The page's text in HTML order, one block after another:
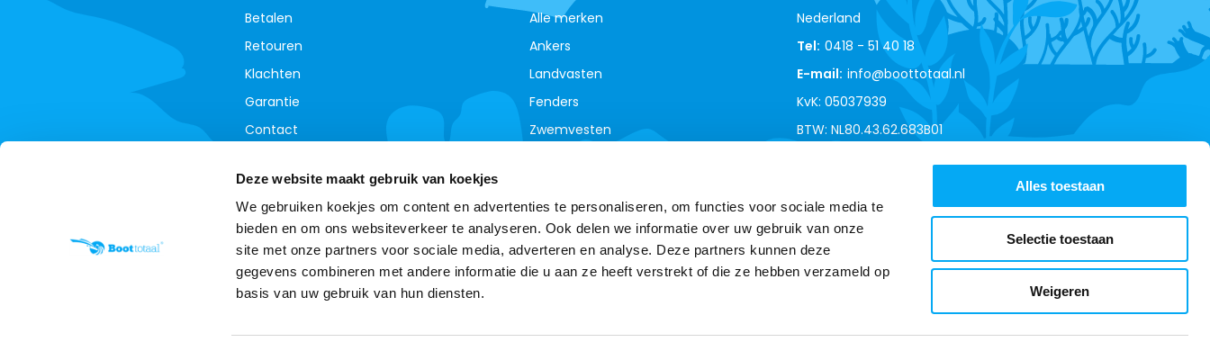
Deze website maakt gebruik van koekjes
We gebruiken koekjes om content en advertenties te personaliseren, om functies voor sociale media te
bieden en om ons websiteverkeer te analyseren. Ook delen we informatie over uw gebruik van onze
site met onze partners voor sociale media, adverteren en analyse. Deze partners kunnen deze
gegevens combineren met andere informatie die u aan ze heeft verstrekt of die ze hebben verzameld op
basis van uw gebruik van hun diensten.
Alles toestaan
Selectie toestaan
Weigeren
Betalen
Retouren
Klachten
Garantie
Contact
Alle merken
Ankers
Landvasten
Fenders
Zwemvesten
Nederland
Tel: 0418 - 51 40 18
E-mail: info@boottotaal.nl
KvK: 05037939
BTW: NL80.43.62.683B01
© Copyright 2026 - Theme By